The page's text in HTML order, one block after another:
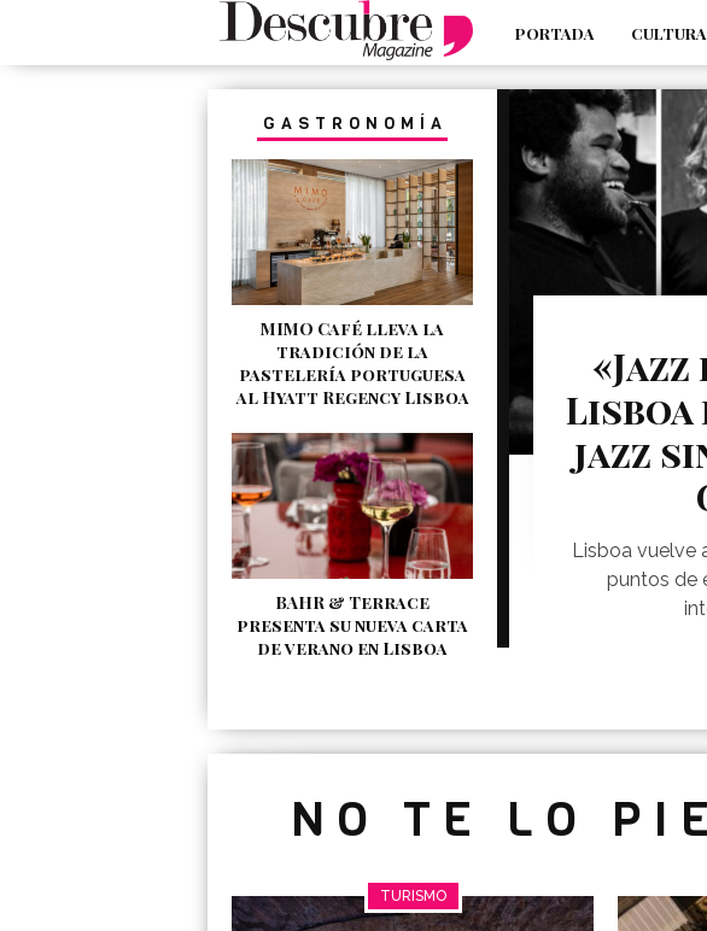
PORTADA CULTURA
google-site-
Lisboa
jazz
Lisboa vuelve
puntos de
GASTRONOMÍA
MIMO Café lleva la
tradición de la
pastelería portuguesa
al Hyatt Regency Lisboa
BAHR & Terrace
presenta su nueva carta
de verano en Lisboa
NO TE LO
TURISMO